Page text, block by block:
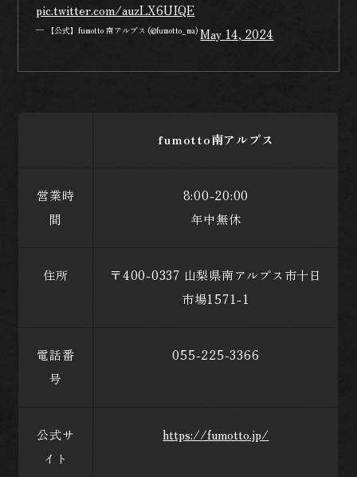
pic.twitter.com/auzLX6UIQE
— 【公式】fumotto 南アルプス (@fumotto_ma)May 14, 2024
fumotto南アルプス
営業時
間
8:00-20:00
年中無休
住所
〒400-0337 山梨県南アルプス市十日
市場1571-1
電話番
号
055-225-3366
公式サ
イト
https://fumotto.jp/